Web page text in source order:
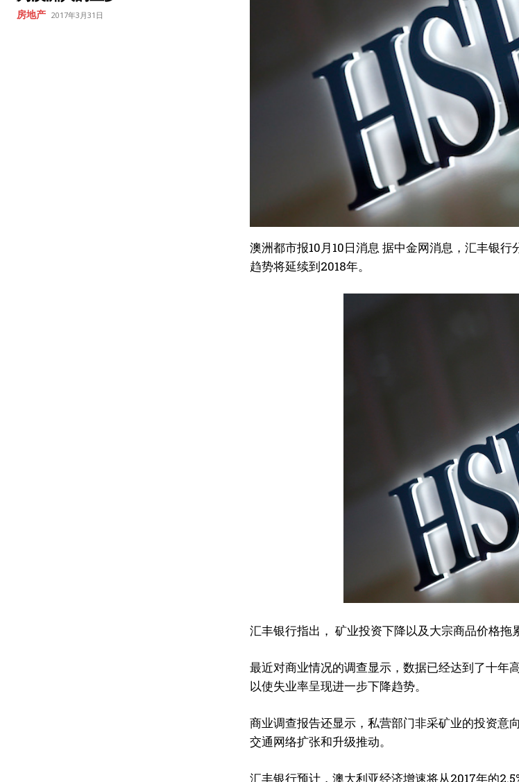
房地产 2017年3月31日
澳洲都市报10月10日消息 据中金网消息，汇丰银
趋势将延续到2018年。
汇丰银行指出， 矿业投资下降以及大宗商品价格拖
最近对商业情况的调查显示，数据已经达到了十年
以使失业率呈现进一步下降趋势。
商业调查报告还显示，私营部门非采矿业的投资意
交通网络扩张和升级推动。
汇丰银行预计，澳大利亚经济增速将从2017年的